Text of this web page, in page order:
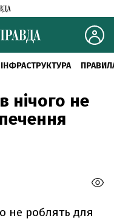
ІНФРАСТРУКТУРА
нічого не
не роблять для